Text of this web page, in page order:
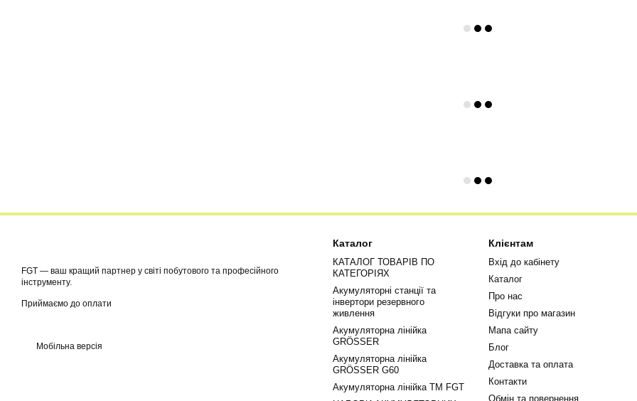
FGT — ваш кращий партнер у світі побутового та професійного
інструменту.
Приймаємо до оплати
Мобільна версія
Каталог
КАТАЛОГ ТОВАРІВ ПО
КАТЕГОРІЯХ
Акумуляторні станції та
інвертори резервного
живлення
Акумуляторна лінійка
GRÖSSER
Акумуляторна лінійка
GRÖSSER G60
Акумуляторна лінійка ТМ FGT
Клієнтам
Вхід до кабінету
Каталог
Про нас
Відгуки про магазин
Мапа сайту
Блог
Доставка та оплата
Контакти
Обмін та повернення